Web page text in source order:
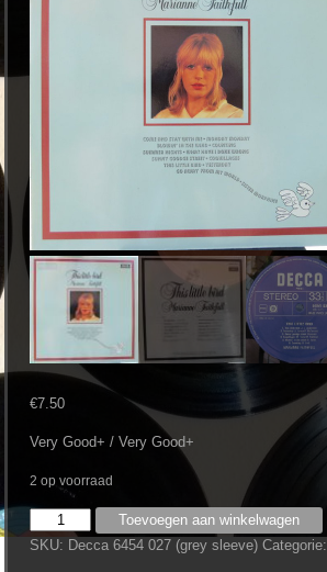
€7.50
Very Good+ / Very Good+
2 op voorraad
Marianne
Faithfull
Toevoegen aan winkelwagen
SKU: Decca 6454 027 (grey sleeve) Categorie: